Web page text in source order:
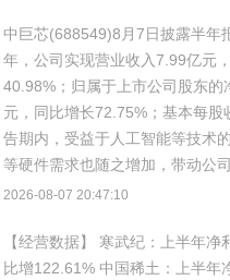
中巨芯(688549)8月7日披露半年
年，公司实现营业收入7.99亿元
40.98%；归属于上市公司股东的
元，同比增长72.75%；基本每股
告期内，受益于人工智能等技术
等硬件需求也随之增加，带动公
2026-08-07 20:47:10
【经营数据】 寒武纪：上半年净
比增122.61% 中国稀土：上半年